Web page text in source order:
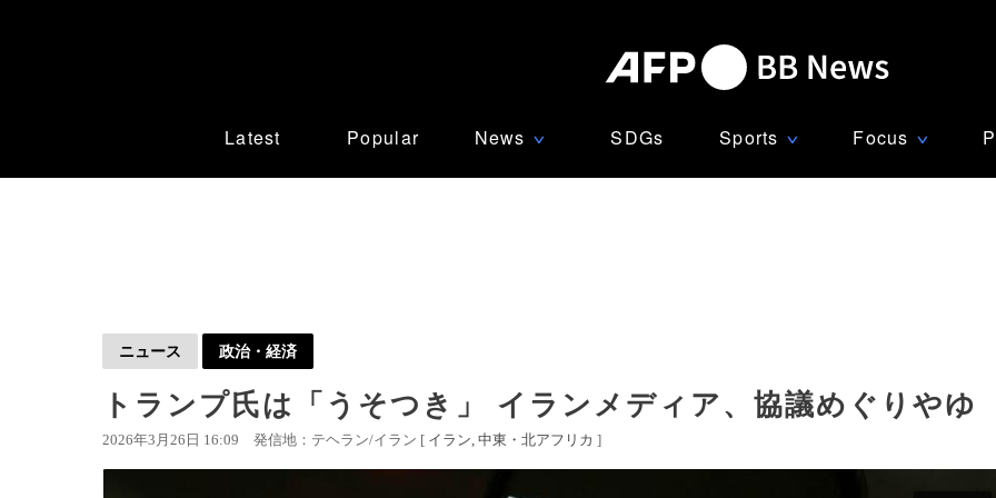
Latest Popular News ∨ SDGs Sports ∨ Focus ∨
ニュース 政治・経済
トランプ氏は「うそつき」 イランメディア、協議めぐりやゆ
2026年3月26日 16:09 発信地：テヘラン/イラン [ イラン 中東・北アフリカ ]